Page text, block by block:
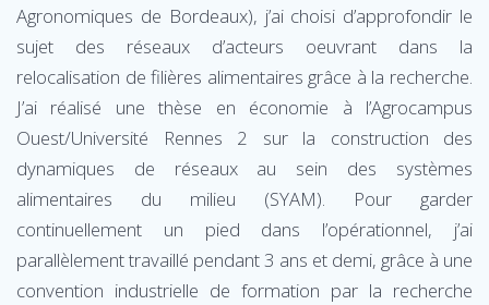
Agronomiques de Bordeaux), j’ai choisi d’approfondir le
sujet des réseaux d’acteurs oeuvrant dans la
relocalisation de filières alimentaires grâce à la recherche.
J’ai réalisé une thèse en économie à l’Agrocampus
Ouest/Université Rennes 2 sur la construction des
dynamiques de réseaux au sein des systèmes
alimentaires du milieu (SYAM). Pour garder
continuellement un pied dans l’opérationnel, j’ai
parallèlement travaillé pendant 3 ans et demi, grâce à une
convention industrielle de formation par la recherche